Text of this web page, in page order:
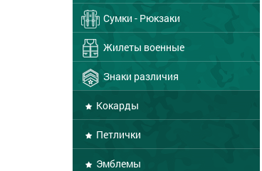
Сумки - Рюкзаки
Жилеты военные
Знаки различия
Кокарды
Петлички
Эмблемы